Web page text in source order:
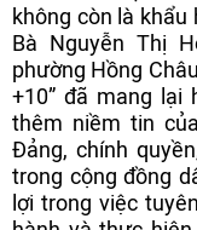
không còn là
Bà Nguyễn Thị
phường Hồng
+10” đã mang lại
thêm niềm tin
Đảng, chính
trong cộng đồng
lợi trong việc